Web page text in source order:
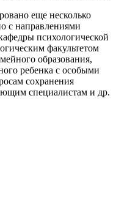
еще несколько
с направлениями
психологической
факультетом
образования,
ребенка с особыми
сохранения
специалистам и др.